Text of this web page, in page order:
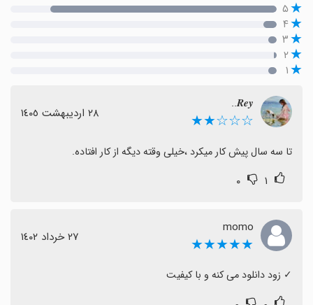
۵
۴
۳
۲
۱
𝑹𝒆𝒚..
☆☆☆★★ ٢٨ اردیبهشت ١٤٠٥
تا سه سال پیش کار میکرد ،خیلی وقته دیگه از کار افتاده.
۱ ۰
momo
★★★★★ ٢٧ خرداد ١٤٠٢
‏✓ زود دانلود می کنه و با کیفیت